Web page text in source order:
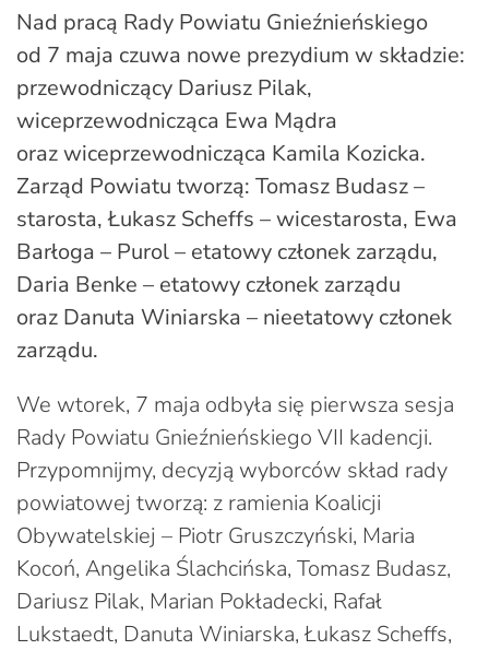
Nad pracą Rady Powiatu Gnieźnieńskiego
od 7 maja czuwa nowe prezydium w składzie:
przewodniczący Dariusz Pilak,
wiceprzewodnicząca Ewa Mądra
oraz wiceprzewodnicząca Kamila Kozicka.
Zarząd Powiatu tworzą: Tomasz Budasz –
starosta, Łukasz Scheffs – wicestarosta, Ewa
Barłoga – Purol – etatowy członek zarządu,
Daria Benke – etatowy członek zarządu
oraz Danuta Winiarska – nieetatowy członek
zarządu.
We wtorek, 7 maja odbyła się pierwsza sesja
Rady Powiatu Gnieźnieńskiego VII kadencji.
Przypomnijmy, decyzją wyborców skład rady
powiatowej tworzą: z ramienia Koalicji
Obywatelskiej – Piotr Gruszczyński, Maria
Kocoń, Angelika Ślachcińska, Tomasz Budasz,
Dariusz Pilak, Marian Pokładecki, Rafał
Lukstaedt, Danuta Winiarska, Łukasz Scheffs,